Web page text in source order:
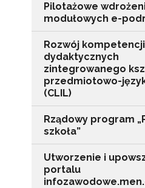
Pilotażowe
modułowych e-
Rozwój kompetencji
dydaktycznych
zintegrowanego
przedmiotowo-
(CLIL)
Rządowy program
szkoła”
Utworzenie i
portalu